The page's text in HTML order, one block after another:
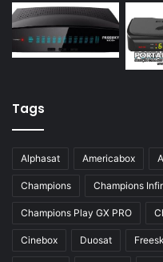
Azamerica
Azamerica
Azamerica
Azbox Like
Azfox
Azgold
Azplus
Tags
Alphasat Americabox
Champions Champions
Champions Play GX PRO
Cinebox Duosat